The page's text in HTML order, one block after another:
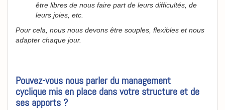
être libres de nous faire part de leurs difficultés, de
leurs joies, etc.
Pour cela, nous nous devons être souples, flexibles et nous
adapter chaque jour.
Pouvez-vous nous parler du management
cyclique mis en place dans votre structure et de
ses apports ?